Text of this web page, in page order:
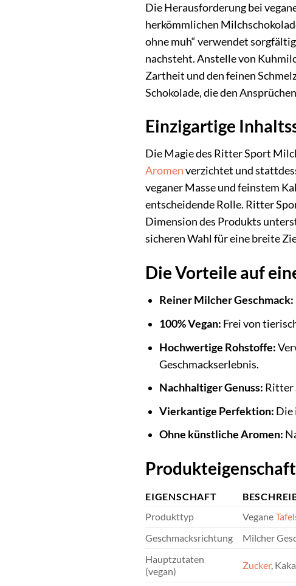
Die Herausforderung bei
herkömmlichen
ohne muh“ verwendet
nachsteht. Anstelle von
Zartheit und den feinen
Schokolade, die den
Einzigartige
Die Magie des Ritter Sport
Aromenverzichtet und
veganer Masse und feinstem
entscheidende Rolle. Ritter
Dimension des Produkts
sicheren Wahl für eine breite
Die Vorteile auf
Reiner Milcher Geschmack:
100% Vegan: Frei von
Hochwertige Rohstoffe:
Geschmackserlebnis.
Nachhaltiger Genuss: Ritter
Vierkantige Perfektion: Die
Ohne künstliche Aromen:
EIGENSCHAFT
Produkttyp
Vegane
Geschmacksrichtung
Milcher
Hauptzutaten
(vegan)
Zucker,